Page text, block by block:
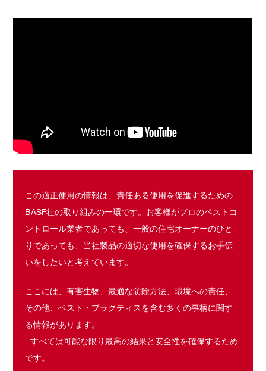
この適正使用の情報は、責任ある使用を促進するための
BASF社の取り組みの一環です。お客様がプロのペストコ
ントロール業者であっても、一般の住宅オーナーのひと
りであっても、当社製品の適切な使用を確保するお手伝
いをしたいと考えています。
ここには、有害生物、最適な防除方法、環境への責任、
その他、ベスト・プラクティスを含む多くの事柄に関す
る情報があります。
- すべては可能な限り最高の結果と安全性を確保するため
です。